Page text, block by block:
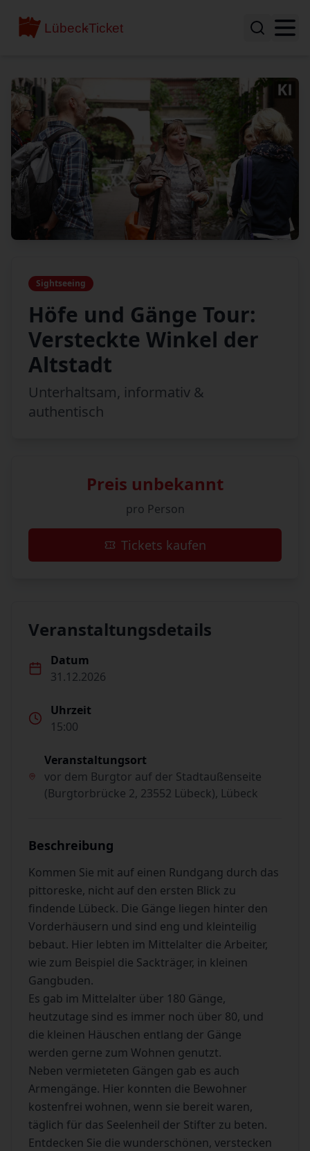
Sightseeing
Höfe und Gänge Tour:
Versteckte Winkel der
Altstadt
Unterhaltsam, informativ &
authentisch
Preis unbekannt
pro Person
Tickets kaufen
Veranstaltungsdetails
Datum
31.12.2026
Uhrzeit
15:00
Veranstaltungsort
vor dem Burgtor auf der Stadtaußenseite
(Burgtorbrücke 2, 23552 Lübeck), Lübeck
Beschreibung
Kommen Sie mit auf einen Rundgang durch das
pittoreske, nicht auf den ersten Blick zu
findende Lübeck. Die Gänge liegen hinter den
Vorderhäusern und sind eng und kleinteilig
bebaut. Hier lebten im Mittelalter die Arbeiter,
wie zum Beispiel die Sackträger, in kleinen
Gangbuden.
Es gab im Mittelalter über 180 Gänge,
heutzutage sind es immer noch über 80, und
die kleinen Häuschen entlang der Gänge
werden gerne zum Wohnen genutzt.
Neben vermieteten Gängen gab es auch
Armengänge. Hier konnten die Bewohner
kostenfrei wohnen, wenn sie bereit waren,
täglich für das Seelenheil der Stifter zu beten.
Entdecken Sie die wunderschönen, verstecken